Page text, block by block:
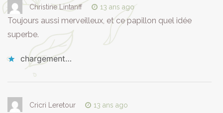
Christine Lintanff 13 ans ago
Toujours aussi merveilleux, et ce papillon quel idée
superbe.
chargement…
Cricri Leretour 13 ans ago